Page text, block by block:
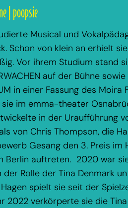
| poopsie
Musical und
Schon von klein an erhielt
Vor ihrem Studium stand
auf der Bühne
in einer Fassung des
im emma-theater
in der Uraufführung
von Chris Thompson, die
Gesang den 3. Preis
Berlin auftreten. 2020 war
der Rolle der Tina Denmark
spielt sie seit der
2022 verkörperte sie die